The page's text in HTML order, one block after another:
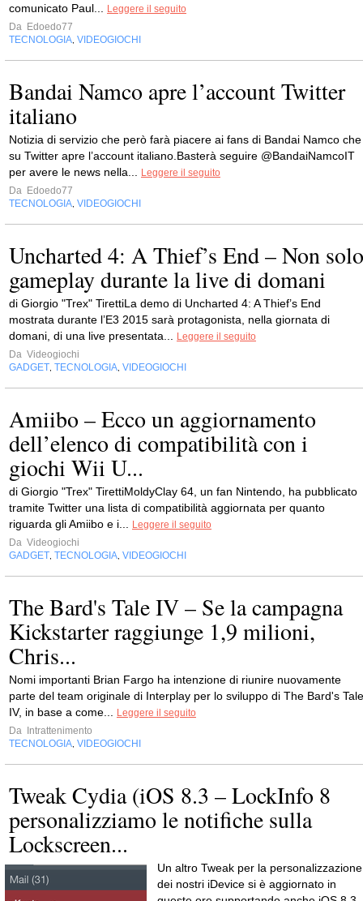
comunicato Paul... Leggere il seguito
Da Edoedo77
TECNOLOGIA, VIDEOGIOCHI
Bandai Namco apre l’account Twitter
italiano
Notizia di servizio che però farà piacere ai fans di Bandai Namco che
su Twitter apre l’account italiano.Basterà seguire @BandaiNamcoIT
per avere le news nella... Leggere il seguito
Da Edoedo77
TECNOLOGIA, VIDEOGIOCHI
Uncharted 4: A Thief’s End – Non solo
gameplay durante la live di domani
di Giorgio "Trex" TirettiLa demo di Uncharted 4: A Thief’s End
mostrata durante l’E3 2015 sarà protagonista, nella giornata di
domani, di una live presentata... Leggere il seguito
Da Videogiochi
GADGET, TECNOLOGIA, VIDEOGIOCHI
Amiibo – Ecco un aggiornamento
dell’elenco di compatibilità con i
giochi Wii U...
di Giorgio "Trex" TirettiMoldyClay 64, un fan Nintendo, ha pubblicato
tramite Twitter una lista di compatibilità aggiornata per quanto
riguarda gli Amiibo e i... Leggere il seguito
Da Videogiochi
GADGET, TECNOLOGIA, VIDEOGIOCHI
The Bard's Tale IV – Se la campagna
Kickstarter raggiunge 1,9 milioni,
Chris...
Nomi importanti Brian Fargo ha intenzione di riunire nuovamente
parte del team originale di Interplay per lo sviluppo di The Bard's Tale
IV, in base a come... Leggere il seguito
Da
Intrattenimento
TECNOLOGIA, VIDEOGIOCHI
Tweak Cydia (iOS 8.3 – LockInfo 8
personalizziamo le notifiche sulla
Lockscreen...
Un altro Tweak per la personalizzazione
dei nostri iDevice si è aggiornato in